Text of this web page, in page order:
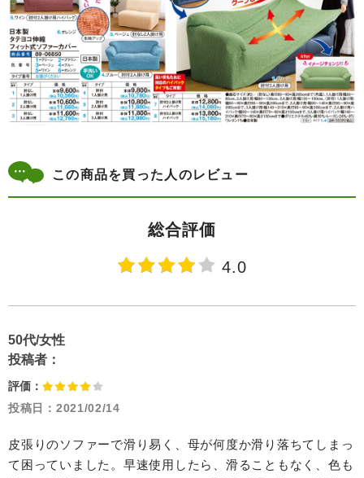
この商品を買った人のレビュー
総合評価
4.0
50代/女性
投稿者：
評価：
投稿日： 2021/02/14
皮張りのソファーで滑り易く、母が何度か滑り落ちてしまっ
て困っていました。早速使用したら、滑ることもなく、色も